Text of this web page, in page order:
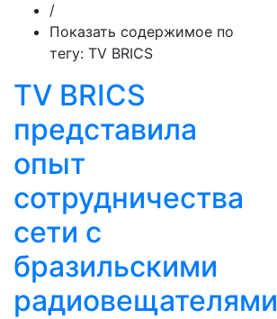
/
Показать содержимое по
тегу: TV BRICS
TV BRICS
представила
опыт
сотрудничества
сети с
бразильскими
радиовещателями